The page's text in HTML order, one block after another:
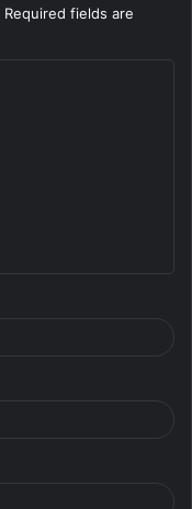
Required fields are